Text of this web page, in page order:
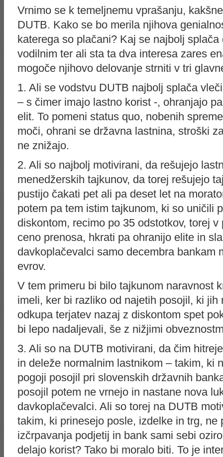
Vrnimo se k temeljnemu vprašanju,
DUTB. Kako se bo merila njihova
katerega so plačani? Kaj se najbolj
vodilnim ter ali sta ta dva interesa zares
mogoče njihovo delovanje strniti v tri
1. Ali se vodstvu DUTB najbolj splača
– s čimer imajo lastno korist -, ohranjajo
elit. To pomeni status quo, nobenih
moči, ohrani se državna lastnina, stroški
ne znižajo.
2. Ali so najbolj motivirani, da rešujejo
menedžerskih tajkunov, da torej rešujejo
pustijo čakati pet ali pa deset let na
potem pa tem istim tajkunom, ki so uničili
diskontom, recimo po 35 odstotkov, torej
ceno prenosa, hkrati pa ohranijo elite in
davkoplačevalci samo decembra bankam
evrov.
V tem primeru bi bilo tajkunom naravnost
imeli, ker bi razliko od najetih posojil, ki jih
odkupa terjatev nazaj z diskontom spet
bi lepo nadaljevali, še z nižjimi
3. Ali so na DUTB motivirani, da čim
in deleže normalnim lastnikom – takim, ki
pogoji posojil pri slovenskih državnih
posojil potem ne vrnejo in nastane nova
davkoplačevalci. Ali so torej na DUTB
takim, ki prinesejo posle, izdelke in trg, ne
izčrpavanja podjetij in bank sami sebi
delajo korist? Tako bi moralo biti. To je